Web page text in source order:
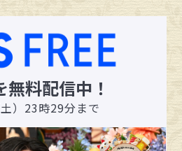
無料配信中！
）23時29分まで